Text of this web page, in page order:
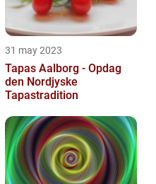
31 may 2023
Tapas Aalborg - Opdag
den Nordjyske
Tapastradition